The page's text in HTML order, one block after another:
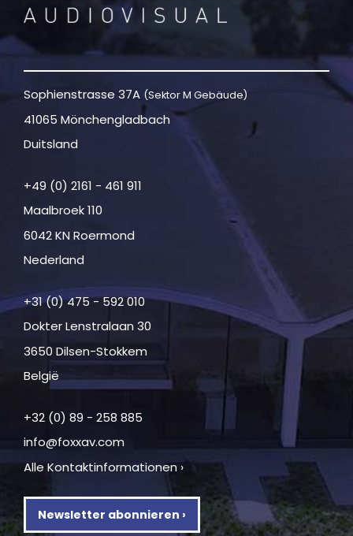
Sophienstrasse 37A (Sektor M Gebäude)
41065 Mönchengladbach
Duitsland
+49 (0) 2161 - 461 911
Maalbroek 110
6042 KN Roermond
Nederland
+31 (0) 475 - 592 010
Dokter Lenstralaan 30
3650 Dilsen-Stokkem
België
+32 (0) 89 - 258 885
info@foxxav.com
Alle Kontaktinformationen ›
Newsletter abonnieren ›